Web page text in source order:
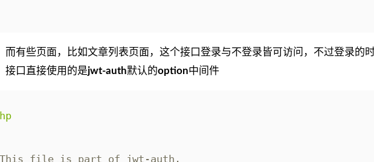
而有些页面，比如文章列表页面，这个接口登录与不登录皆可访问，不过登录的
接口直接使用的是jwt-auth默认的option中间件